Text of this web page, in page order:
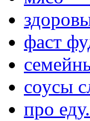
фаст
соусы
про